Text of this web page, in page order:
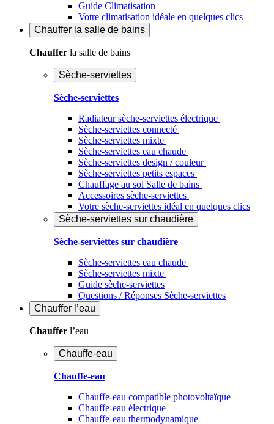
Guide Climatisation
Votre climatisation idéale en quelques clics
Chauffer la salle de bains
Chauffer la salle de bains
Sèche-serviettes
Sèche-serviettes
Radiateur sèche-serviettes électrique
Sèche-serviettes connecté
Sèche-serviettes mixte
Sèche-serviettes eau chaude
Sèche-serviettes design / couleur
Sèche-serviettes petits espaces
Chauffage au sol Salle de bains
Accessoires sèche-serviettes
Votre sèche-serviettes idéal en quelques clics
Sèche-serviettes sur chaudière
Sèche-serviettes sur chaudière
Sèche-serviettes eau chaude
Sèche-serviettes mixte
Guide sèche-serviettes
Questions / Réponses Sèche-serviettes
Chauffer l’eau
Chauffer l’eau
Chauffe-eau
Chauffe-eau
Chauffe-eau compatible photovoltaïque
Chauffe-eau électrique
Chauffe-eau thermodynamique